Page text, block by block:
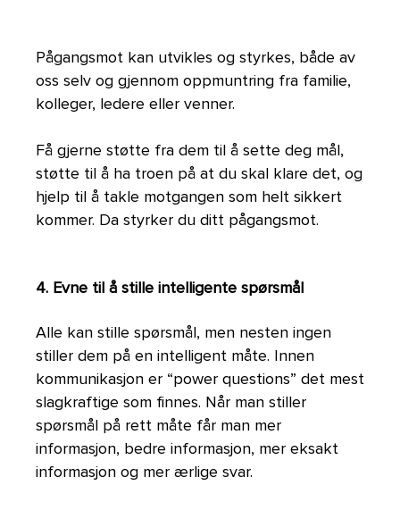
Pågangsmot kan utvikles og styrkes, både av
oss selv og gjennom oppmuntring fra familie,
kolleger, ledere eller venner.
Få gjerne støtte fra dem til å sette deg mål,
støtte til å ha troen på at du skal klare det, og
hjelp til å takle motgangen som helt sikkert
kommer. Da styrker du ditt pågangsmot.
4. Evne til å stille intelligente spørsmål
Alle kan stille spørsmål, men nesten ingen
stiller dem på en intelligent måte. Innen
kommunikasjon er “power questions” det mest
slagkraftige som finnes. Når man stiller
spørsmål på rett måte får man mer
informasjon, bedre informasjon, mer eksakt
informasjon og mer ærlige svar.